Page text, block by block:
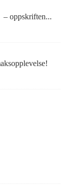
– oppskriften...